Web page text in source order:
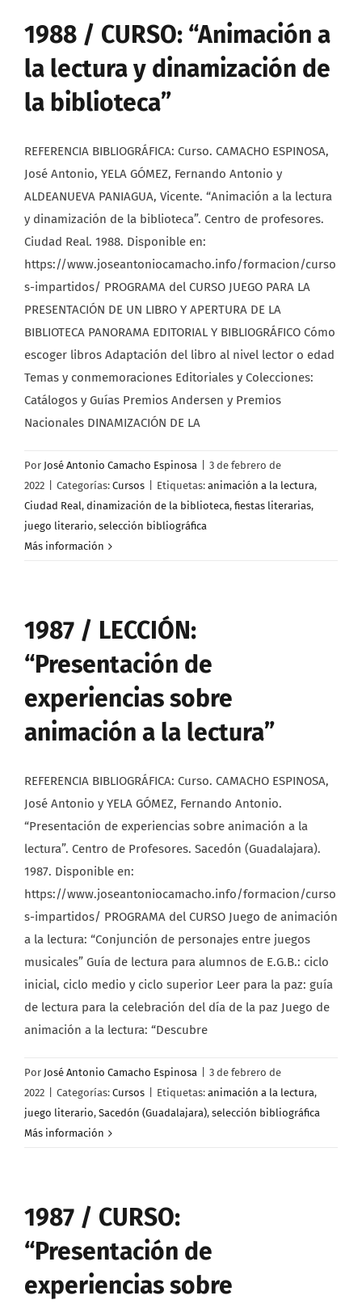
1988 / CURSO: “Animación a
la lectura y dinamización de
la biblioteca”
REFERENCIA BIBLIOGRÁFICA: Curso. CAMACHO ESPINOSA,
José Antonio, YELA GÓMEZ, Fernando Antonio y
ALDEANUEVA PANIAGUA, Vicente. “Animación a la lectura
y dinamización de la biblioteca”. Centro de profesores.
Ciudad Real. 1988. Disponible en:
https://www.joseantoniocamacho.info/formacion/curso
s-impartidos/ PROGRAMA del CURSO JUEGO PARA LA
PRESENTACIÓN DE UN LIBRO Y APERTURA DE LA
BIBLIOTECA PANORAMA EDITORIAL Y BIBLIOGRÁFICO Cómo
escoger libros Adaptación del libro al nivel lector o edad
Temas y conmemoraciones Editoriales y Colecciones:
Catálogos y Guías Premios Andersen y Premios
Nacionales DINAMIZACIÓN DE LA
Por José Antonio Camacho Espinosa
3 de febrero de
2022
Categorías: Cursos Etiquetas: animación a la lectura,
Ciudad Real, dinamización de la biblioteca, fiestas literarias,
juego literario, selección bibliográfica
Más información
1987 / LECCIÓN:
“Presentación de
experiencias sobre
animación a la lectura”
REFERENCIA BIBLIOGRÁFICA: Curso. CAMACHO ESPINOSA,
José Antonio y YELA GÓMEZ, Fernando Antonio.
“Presentación de experiencias sobre animación a la
lectura”. Centro de Profesores. Sacedón (Guadalajara).
1987. Disponible en:
https://www.joseantoniocamacho.info/formacion/curso
s-impartidos/ PROGRAMA del CURSO Juego de animación
a la lectura: “Conjunción de personajes entre juegos
musicales” Guía de lectura para alumnos de E.G.B.: ciclo
inicial, ciclo medio y ciclo superior Leer para la paz: guía
de lectura para la celebración del día de la paz Juego de
animación a la lectura: “Descubre
Por José Antonio Camacho Espinosa
3 de febrero de
2022
Categorías: Cursos Etiquetas: animación a la lectura,
juego literario, Sacedón (Guadalajara), selección bibliográfica
Más información
1987 / CURSO:
“Presentación de
experiencias sobre